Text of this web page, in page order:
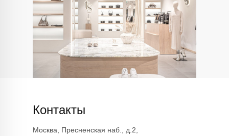
Контакты
Москва, Пресненская наб., д.2,
Как оформить заказ
Возврат
Оплата и доставка
Покупателям
Контакты
Блог
Жакеты и жилеты
Лонгсливы
Пуловеры и джемперы